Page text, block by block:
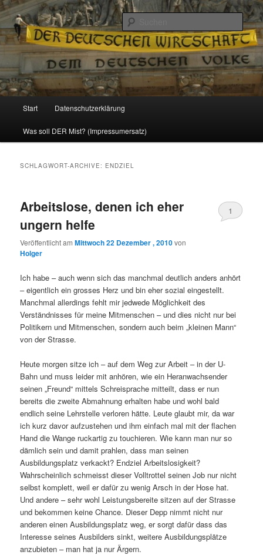
Reizzentrum
Politik, Wirtschaft, Soziales und Gesellschaft
Zum
Inhalt
Zum
sekundären
Start Datenschutzerklärung
Was soll DER Mist? (Impressumersatz)
SCHLAGWORT-ARCHIVE: ENDZIEL
Arbeitslose, denen ich eher
ungern helfe
Veröffentlicht amMittwoch 22 Dezember , 2010von
Holger
1
Ich habe – auch wenn sich das manchmal deutlich anders anhört
– eigentlich ein grosses Herz und bin eher sozial eingestellt.
Manchmal allerdings fehlt mir jedwede Möglichkeit des
Verständnisses für meine Mitmenschen – und dies nicht nur bei
Politikern und Mitmenschen, sondern auch beim „kleinen Mann“
von der Strasse.
Heute morgen sitze ich – auf dem Weg zur Arbeit – in der U-
Bahn und muss leider mit anhören, wie ein Heranwachsender
seinen „Freund“ mittels Schreisprache mitteilt, dass er nun
bereits die zweite Abmahnung erhalten habe und wohl bald
endlich seine Lehrstelle verloren hätte. Leute glaubt mir, da war
ich kurz davor aufzustehen und ihm einfach mal mit der flachen
Hand die Wange ruckartig zu touchieren. Wie kann man nur so
dämlich sein und damit prahlen, dass man seinen
Ausbildungsplatz verkackt? Endziel Arbeitslosigkeit?
Wahrscheinlich schmeisst dieser Volltrottel seinen Job nur nicht
selbst komplett, weil er dafür zu wenig Arsch in der Hose hat.
Und andere – sehr wohl Leistungsbereite sitzen auf der Strasse
und bekommen keine Chance. Dieser Depp nimmt nicht nur
anderen einen Ausbildungsplatz weg, er sorgt dafür dass das
Interesse seines Ausbilders sinkt, weitere Ausbildungsplätze
anzubieten – man hat ja nur Ärgern.